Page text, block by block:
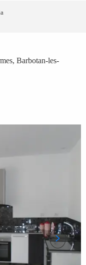
Barbotan-les-